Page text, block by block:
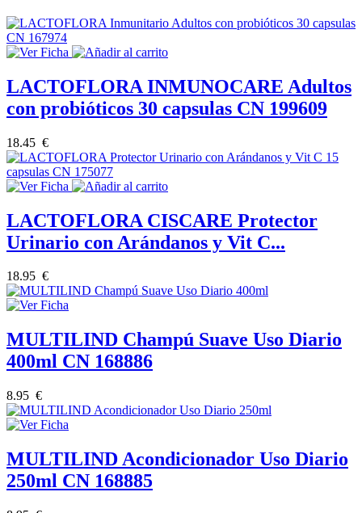
LACTOFLORA INMUNOCARE Adultos
con probióticos 30 capsulas CN 199609
18.45 €
LACTOFLORA CISCARE Protector
Urinario con Arándanos y Vit C...
18.95 €
MULTILIND Champú Suave Uso Diario
400ml CN 168886
8.95 €
MULTILIND Acondicionador Uso Diario
250ml CN 168885